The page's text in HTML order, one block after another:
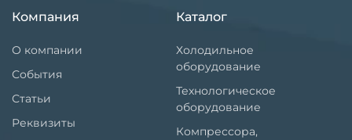
Компания
О компании
События
Статьи
Реквизиты
Каталог
Холодильное
оборудование
Технологическое
оборудование
Компрессора,